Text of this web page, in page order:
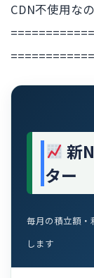
CDN不使用な
新
ター
毎月の積立額・
します